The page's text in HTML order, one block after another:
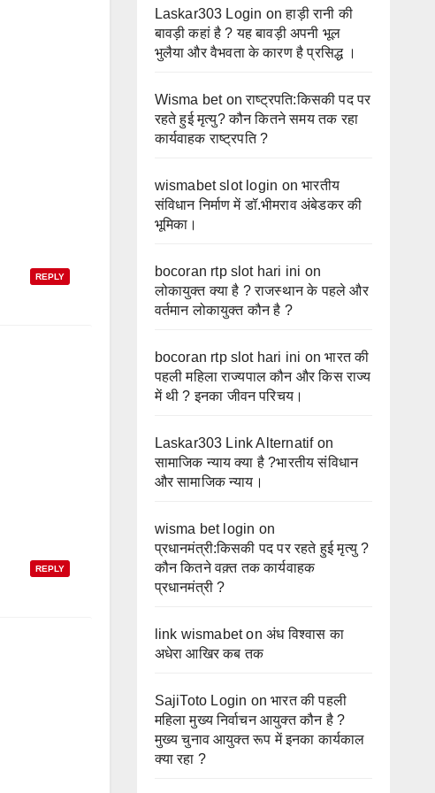
REPLY
REPLY
Laskar303 Login onहाड़ी रानी की
बावड़ी कहां है ? यह बावड़ी अपनी भूल
भुलैया और वैभवता के कारण है प्रसिद्ध ।
Wisma betonराष्ट्रपति:किसकी पद पर
रहते हुई मृत्यु? कौन कितने समय तक रहा
कार्यवाहक राष्ट्रपति ?
wismabet slot login onभारतीय
संविधान निर्माण में डॉ.भीमराव अंबेडकर की
भूमिका।
bocoran rtp slot hari ini on
लोकायुक्त क्या है ? राजस्थान के पहले और
वर्तमान लोकायुक्त कौन है ?
bocoran rtp slot hari ini onभारत की
पहली महिला राज्यपाल कौन और किस राज्य
में थी ? इनका जीवन परिचय।
Laskar303 Link Alternatifon
सामाजिक न्याय क्या है ?भारतीय संविधान
और सामाजिक न्याय।
wisma bet login on
प्रधानमंत्री:किसकी पद पर रहते हुई मृत्यु ?
कौन कितने वक़्त तक कार्यवाहक
प्रधानमंत्री ?
link wismabeton अंध विश्वास का
अधेरा आखिर कब तक
SajiToto Login onभारत की पहली
महिला मुख्य निर्वाचन आयुक्त कौन है ?
मुख्य चुनाव आयुक्त रूप में इनका कार्यकाल
क्या रहा ?